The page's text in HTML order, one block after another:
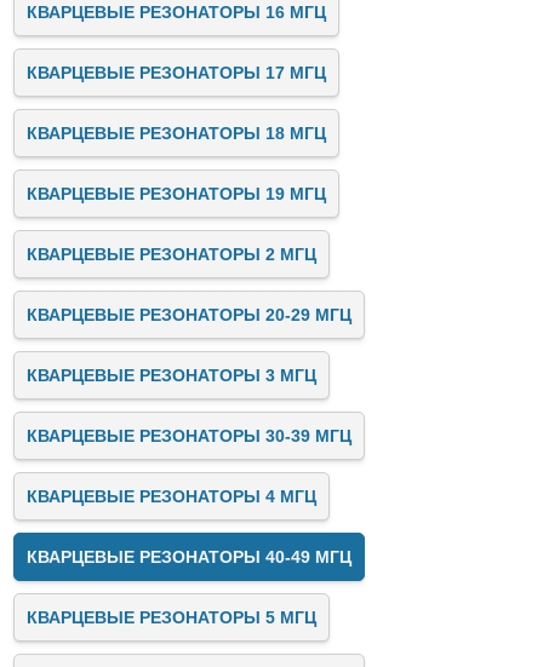
КВАРЦЕВЫЕ РЕЗОНАТОРЫ 16 МГЦ
КВАРЦЕВЫЕ РЕЗОНАТОРЫ 17 МГЦ
КВАРЦЕВЫЕ РЕЗОНАТОРЫ 18 МГЦ
КВАРЦЕВЫЕ РЕЗОНАТОРЫ 19 МГЦ
КВАРЦЕВЫЕ РЕЗОНАТОРЫ 2 МГЦ
КВАРЦЕВЫЕ РЕЗОНАТОРЫ 20-29 МГЦ
КВАРЦЕВЫЕ РЕЗОНАТОРЫ 3 МГЦ
КВАРЦЕВЫЕ РЕЗОНАТОРЫ 30-39 МГЦ
КВАРЦЕВЫЕ РЕЗОНАТОРЫ 4 МГЦ
КВАРЦЕВЫЕ РЕЗОНАТОРЫ 40-49 МГЦ
КВАРЦЕВЫЕ РЕЗОНАТОРЫ 5 МГЦ